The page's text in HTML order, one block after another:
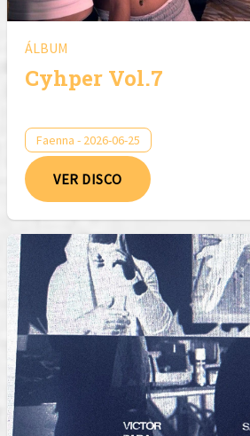
ÁLBUM
Cyhper Vol.7
Faenna - 2026-06-25
VER DISCO